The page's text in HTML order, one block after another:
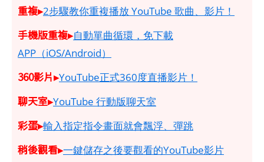
重複▸2步驟教你重複播放 YouTube 歌曲、影片！
手機版重複▸自動單曲循環，免下載
APP（iOS/Android）
360影片▸YouTube正式360度直播影片！
聊天室▸YouTube 行動版聊天室
彩蛋▸輸入指定指令畫面就會飄浮、彈跳
稍後觀看▸一鍵儲存之後要觀看的YouTube影片